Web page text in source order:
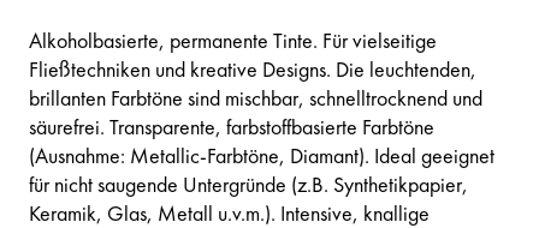
Alkoholbasierte, permanente Tinte. Für vielseitige
Fließtechniken und kreative Designs. Die leuchtenden,
brillanten Farbtöne sind mischbar, schnelltrocknend und
säurefrei. Transparente, farbstoffbasierte Farbtöne
(Ausnahme: Metallic-Farbtöne, Diamant). Ideal geeignet
für nicht saugende Untergründe (z.B. Synthetikpapier,
Keramik, Glas, Metall u.v.m.). Intensive, knallige